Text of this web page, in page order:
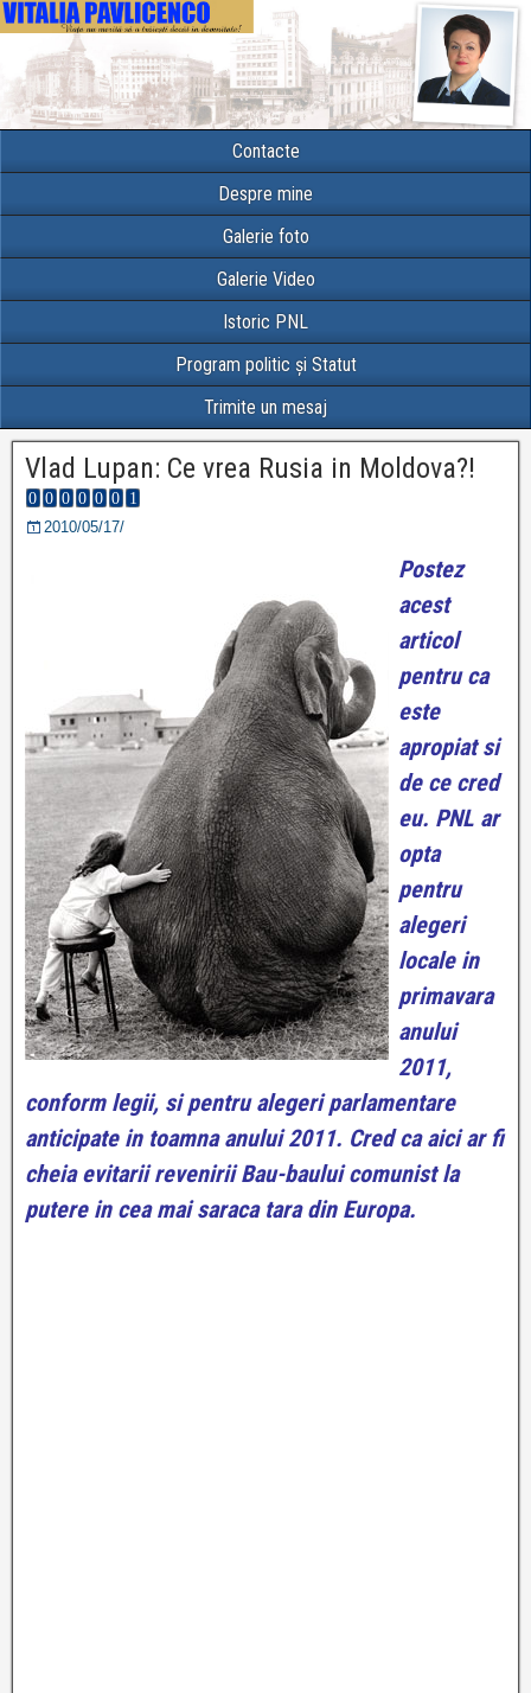
Contacte
Despre mine
Galerie foto
Galerie Video
Istoric PNL
Program politic și Statut
Trimite un mesaj
Vlad Lupan: Ce vrea Rusia in Moldova?!
2010/05/17/
Postez
acest
articol
pentru ca
este
apropiat si
de ce cred
eu. PNL ar
opta
pentru
alegeri
locale in
primavara
anului
2011,
conform legii, si pentru alegeri parlamentare
anticipate in toamna anului 2011. Cred ca aici ar fi
cheia evitarii revenirii Bau-baului comunist la
putere in cea mai saraca tara din Europa.